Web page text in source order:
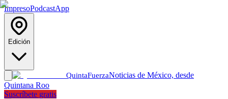
ImpresoPodcastApp
Edición
QuintaFuerzaNoticias de México, desde
Quintana Roo
Suscríbete gratis